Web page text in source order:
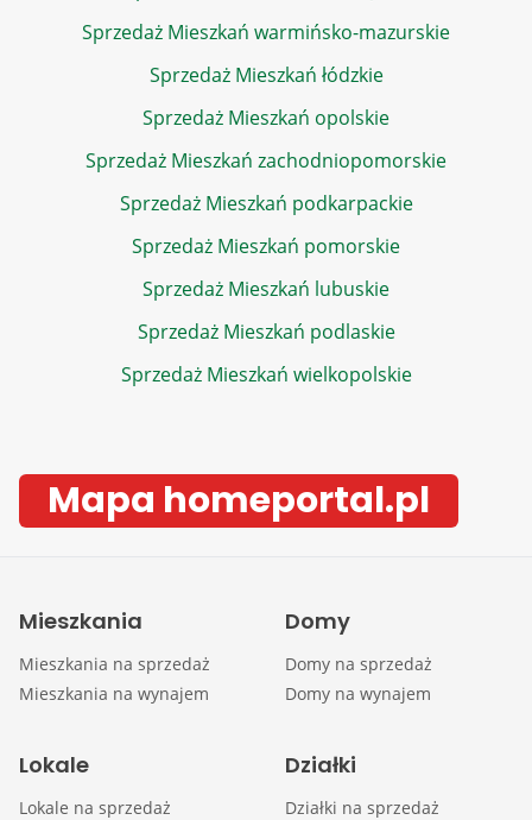
Sprzedaż Mieszkań warmińsko-mazurskie
Sprzedaż Mieszkań łódzkie
Sprzedaż Mieszkań opolskie
Sprzedaż Mieszkań zachodniopomorskie
Sprzedaż Mieszkań podkarpackie
Sprzedaż Mieszkań pomorskie
Sprzedaż Mieszkań lubuskie
Sprzedaż Mieszkań podlaskie
Sprzedaż Mieszkań wielkopolskie
Mapa homeportal.pl
Mieszkania
Mieszkania na sprzedaż
Mieszkania na wynajem
Domy
Domy na sprzedaż
Domy na wynajem
Lokale
Lokale na sprzedaż
Działki
Działki na sprzedaż